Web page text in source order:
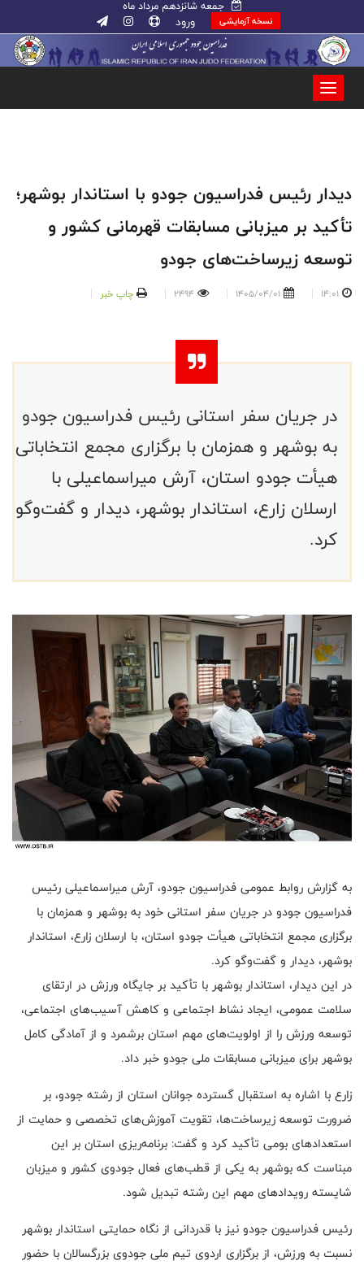
جمعه شانزدهم مرداد ماه
نسخه آزمایشی ورود
دیدار رئیس فدراسیون جودو با استاندار بوشهر؛
تأکید بر میزبانی مسابقات قهرمانی کشور و
توسعه زیرساخت‌های جودو
14:01
1405/04/01
2494 چاپ خبر
در جریان سفر استانی رئیس فدراسیون جودو
به بوشهر و همزمان با برگزاری مجمع انتخاباتی
هیأت جودو استان، آرش میراسماعیلی با
ارسلان زارع، استاندار بوشهر، دیدار و گفت‌وگو
کرد.
به گزارش روابط عمومی فدراسیون جودو، آرش میراسماعیلی رئیس
فدراسیون جودو در جریان سفر استانی خود به بوشهر و همزمان با
برگزاری مجمع انتخاباتی هیأت جودو استان، با ارسلان زارع، استاندار
بوشهر، دیدار و گفت‌وگو کرد.
در این دیدار، استاندار بوشهر با تأکید بر جایگاه ورزش در ارتقای
سلامت عمومی، ایجاد نشاط اجتماعی و کاهش آسیب‌های اجتماعی،
توسعه ورزش را از اولویت‌های مهم استان برشمرد و از آمادگی کامل
بوشهر برای میزبانی مسابقات ملی جودو خبر داد.
زارع با اشاره به استقبال گسترده جوانان استان از رشته جودو، بر
ضرورت توسعه زیرساخت‌ها، تقویت آموزش‌های تخصصی و حمایت از
استعدادهای بومی تأکید کرد و گفت: برنامه‌ریزی استان بر این
مبناست که بوشهر به یکی از قطب‌های فعال جودوی کشور و میزبان
شایسته رویدادهای مهم این رشته تبدیل شود.
رئیس فدراسیون جودو نیز با قدردانی از نگاه حمایتی استاندار بوشهر
نسبت به ورزش، از برگزاری اردوی تیم ملی جودوی بزرگسالان با حضور